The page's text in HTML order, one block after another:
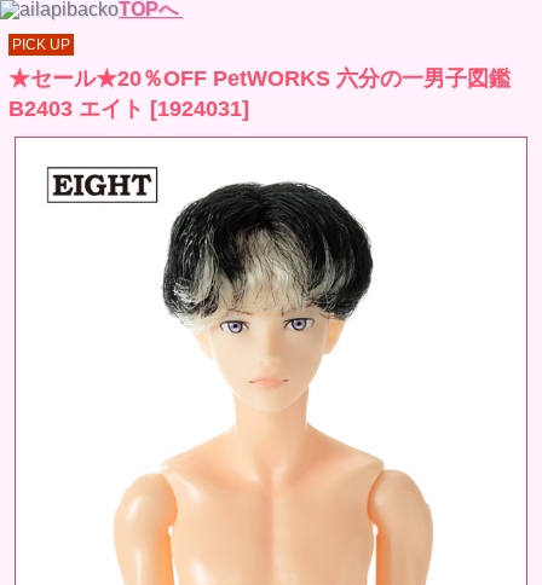
TOPへ
PICK UP
★セール★20％OFF PetWORKS 六分の一男子図鑑
B2403 エイト [1924031]